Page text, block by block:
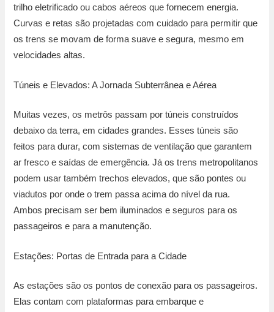
trilho eletrificado ou cabos aéreos que fornecem energia.
Curvas e retas são projetadas com cuidado para permitir que
os trens se movam de forma suave e segura, mesmo em
velocidades altas.
Túneis e Elevados: A Jornada Subterrânea e Aérea
Muitas vezes, os metrôs passam por túneis construídos
debaixo da terra, em cidades grandes. Esses túneis são
feitos para durar, com sistemas de ventilação que garantem
ar fresco e saídas de emergência. Já os trens metropolitanos
podem usar também trechos elevados, que são pontes ou
viadutos por onde o trem passa acima do nível da rua.
Ambos precisam ser bem iluminados e seguros para os
passageiros e para a manutenção.
Estações: Portas de Entrada para a Cidade
As estações são os pontos de conexão para os passageiros.
Elas contam com plataformas para embarque e